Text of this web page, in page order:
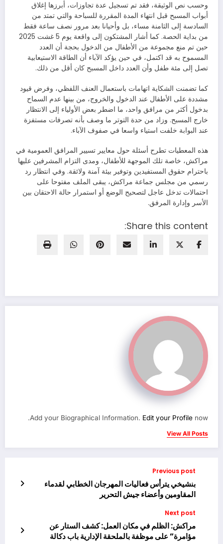
وحسب نص الوثيقة، فقد تم تسجيل عدة تجاوزات، أبرزها إغلاق
أبواب المسبح قبل انتهاء المدة المقررة للسباحة والتي تمتد من
السادسة إلى الثامنة مساء، بل وأحيانا بعد مرور نصف ساعة فقط
من بداية الحصة. كما أشار المشتكون إلى واقعة يوم 5 غشت 2025
حين تم منع مجموعة من الأطفال من الدخول بحجة أن العدد
المسموح به قد اكتمل، في حين يؤكد الآباء أن الطاقة الاستيعابية
تصل إلى مئة طفل وأن العدد داخل المسبح كان أقل من ذلك.
كما تضمنت الشكاية اتهامات باستعمال العنف اللفظي، وفرض قيود
مشددة على الأطفال عند الدخول والخروج، من بينها عدم السماح
بدخول أكثر من مرافق واحد، ما اضطر بعض الأولياء إلى الانتظار
خارج المسبح. وزاد من حدة التوتر ما وصف بأنه تصرفات مستفزة
عند البوابة خلفت استياء واسعا في صفوف الآباء.
هذه المعطيات تطرح أسئلة حول معايير تسيير المرافق العمومية في
مراكش، خاصة تلك الموجهة للأطفال، ومدى التزام المشرفين عليها
باحترام حقوق المستفيدين وتوفير بيئة آمنة ولائقة. وفي انتظار رد
رسمي من مجلس جماعة مراكش، يبقى الملف مفتوحا على
احتمالات تدخل عاجل لتصحيح الوضع أو استمرار حالة الاحتقان بين
الأسر وإدارة المرفق.
Share this content:
Add your Biographical Information. Edit your Profile now.
View All Posts
Previous post
بنشيخي يترأس فعاليات المهرجان الخطابي لقدماء
المقاومين وأعضاء جيش التحرير
Next post
مراكش: الظلم في مكان العمل: كشف الستار عن
مؤامرة” على موظفة بالملحقة الإدارية باب دكالة